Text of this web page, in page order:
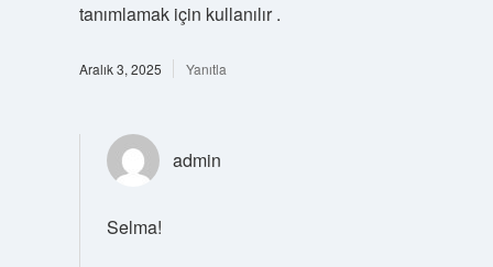
tanımlamak için kullanılır .
Aralık 3, 2025 Yanıtla
admin
Selma!